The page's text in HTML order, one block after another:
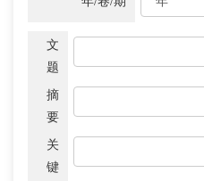
文
题
摘
要
关
键